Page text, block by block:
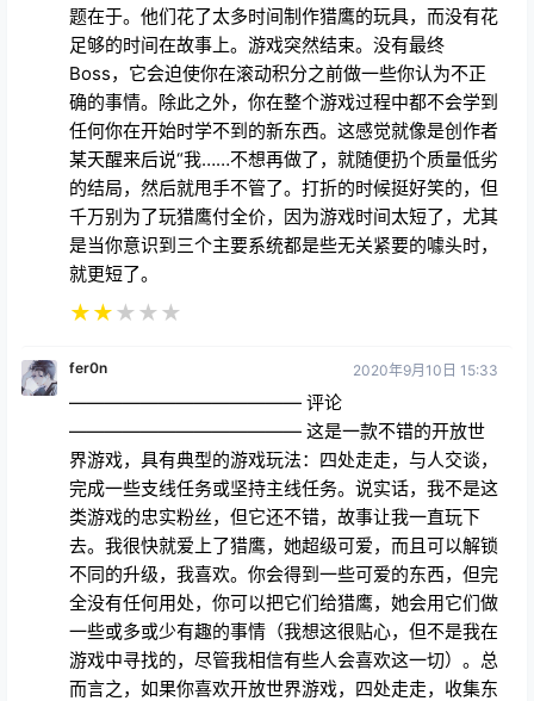
题在于。他们花了太多时间制作猎鹰的玩具，而没有花
足够的时间在故事上。游戏突然结束。没有最终
Boss，它会迫使你在滚动积分之前做一些你认为不正
确的事情。除此之外，你在整个游戏过程中都不会学到
任何你在开始时学不到的新东西。这感觉就像是创作者
某天醒来后说“我……不想再做了，就随便扔个质量低劣
的结局，然后就甩手不管了。打折的时候挺好笑的，但
千万别为了玩猎鹰付全价，因为游戏时间太短了，尤其
是当你意识到三个主要系统都是些无关紧要的噱头时，
就更短了。
★★★ ★ ★
fer0n 2020年9月10日 15:33
————————————— 评论
————————————— 这是一款不错的开放世
界游戏，具有典型的游戏玩法：四处走走，与人交谈，
完成一些支线任务或坚持主线任务。说实话，我不是这
类游戏的忠实粉丝，但它还不错，故事让我一直玩下
去。我很快就爱上了猎鹰，她超级可爱，而且可以解锁
不同的升级，我喜欢。你会得到一些可爱的东西，但完
全没有任何用处，你可以把它们给猎鹰，她会用它们做
一些或多或少有趣的事情（我想这很贴心，但不是我在
游戏中寻找的，尽管我相信有些人会喜欢这一切）。总
而言之，如果你喜欢开放世界游戏，四处走走，收集东